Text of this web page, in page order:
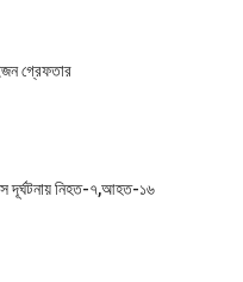
গ্রেফতার
দূর্ঘটনায় নিহত-৭,আহত-১৬